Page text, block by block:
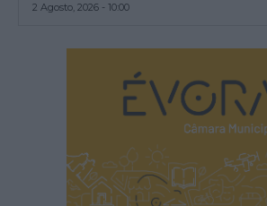
2 Agosto, 2026 - 10:00